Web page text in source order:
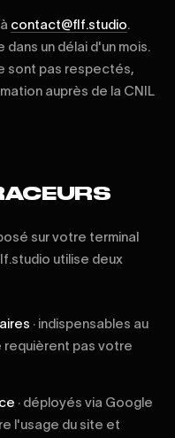
contact@flf.studio.
un délai d'un mois.
sont pas respectés,
auprès de la CNIL
sur votre terminal
utilise deux
· indispensables au
requièrent pas votre
· déployés via Google
l'usage du site et